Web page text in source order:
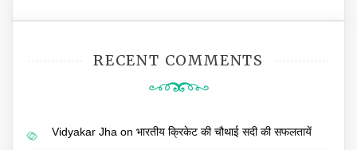
RECENT COMMENTS
Vidyakar Jha on भारतीय क्रिकेट की चौथाई सदी की सफलतायें